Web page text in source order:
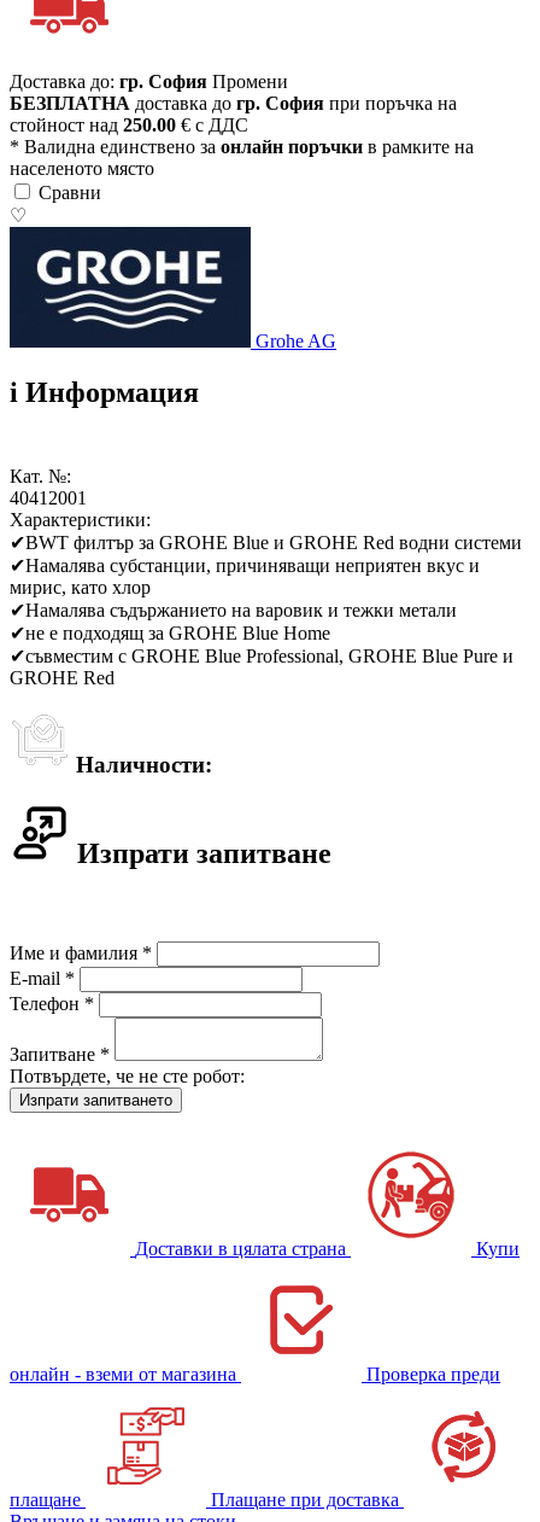
Доставка до: гр. София Промени
БЕЗПЛАТНА доставка до гр. София при поръчка на
стойност над 250.00 € с ДДС
* Валидна единствено за онлайн поръчки в рамките на
населеното място
Сравни
♡
Grohe AG
i Информация
Кат. №:
40412001
Характеристики:
✔BWT филтър за GROHE Blue и GROHE Red водни системи
✔Намалява субстанции, причиняващи неприятен вкус и
мирис, като хлор
✔Намалява съдържанието на варовик и тежки метали
✔не е подходящ за GROHE Blue Home
✔съвместим с GROHE Blue Professional, GROHE Blue Pure и
GROHE Red
Наличности:
Изпрати запитване
Име и фамилия *
E-mail *
Телефон *
Запитване *
Потвърдете, че не сте робот:
Доставки в цялата страна Купи
онлайн - вземи от магазина Проверка преди
плащане
Плащане при доставка